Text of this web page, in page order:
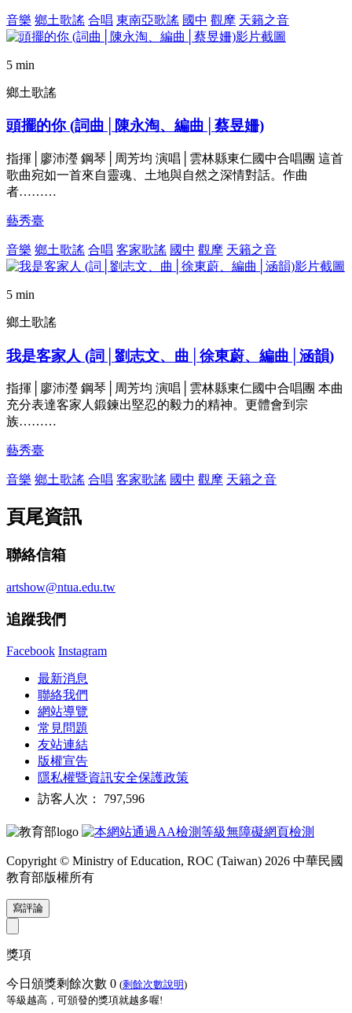
音樂 鄉土歌謠 合唱 東南亞歌謠 國中 觀摩 天籟之音
5 min
鄉土歌謠
頭擺的你 (詞曲│陳永淘、編曲│蔡昱姍)
指揮│廖沛瀅 鋼琴│周芳均 演唱│雲林縣東仁國中合唱團 這首
歌曲宛如一首來自靈魂、土地與自然之深情對話。作曲
者………
藝秀臺
音樂 鄉土歌謠 合唱 客家歌謠 國中 觀摩 天籟之音
5 min
鄉土歌謠
我是客家人 (詞│劉志文、曲│徐東蔚、編曲│涵韻)
指揮│廖沛瀅 鋼琴│周芳均 演唱│雲林縣東仁國中合唱團 本曲
充分表達客家人鍛鍊出堅忍的毅力的精神。更體會到宗
族………
藝秀臺
音樂 鄉土歌謠 合唱 客家歌謠 國中 觀摩 天籟之音
頁尾資訊
聯絡信箱
artshow@ntua.edu.tw
追蹤我們
Facebook Instagram
最新消息
聯絡我們
網站導覽
常見問題
友站連結
版權宣告
隱私權暨資訊安全保護政策
訪客人次： 797,596
Copyright © Ministry of Education, ROC (Taiwan) 2026 中華民國
教育部版權所有
寫評論
獎項
今日頒獎剩餘次數 0 (剩餘次數說明)
等級越高，可頒發的獎項就越多喔!